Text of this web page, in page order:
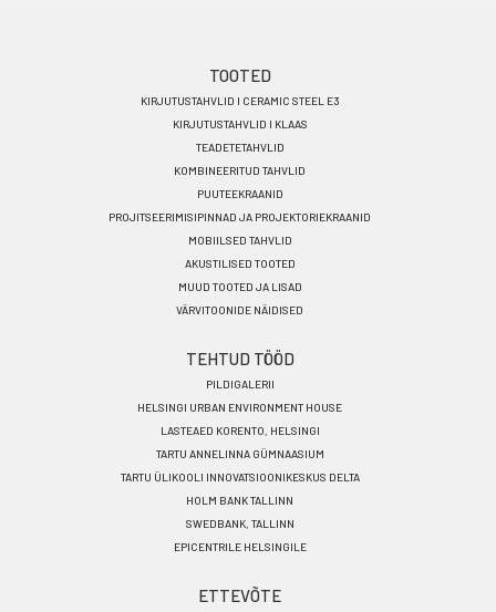
TOOTED
KIRJUTUSTAHVLID I CERAMIC STEEL E3
KIRJUTUSTAHVLID I KLAAS
TEADETETAHVLID
KOMBINEERITUD TAHVLID
PUUTEEKRAANID
PROJITSEERIMISIPINNAD JA PROJEKTORIEKRAANID
MOBIILSED TAHVLID
AKUSTILISED TOOTED
MUUD TOOTED JA LISAD
VÄRVITOONIDE NÄIDISED
TEHTUD TÖÖD
PILDIGALERII
HELSINGI URBAN ENVIRONMENT HOUSE
LASTEAED KORENTO, HELSINGI
TARTU ANNELINNA GÜMNAASIUM
TARTU ÜLIKOOLI INNOVATSIOONIKESKUS DELTA
HOLM BANK TALLINN
SWEDBANK, TALLINN
EPICENTRILE HELSINGILE
ETTEVÕTE